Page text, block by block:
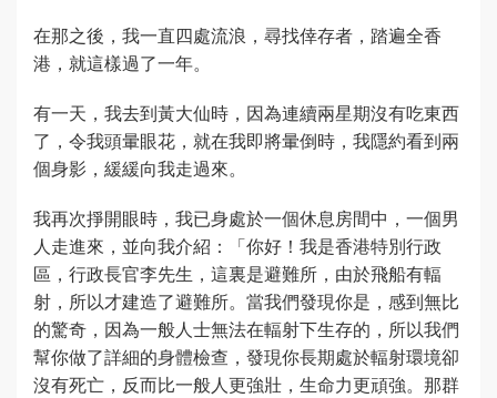
在那之後，我一直四處流浪，尋找倖存者，踏遍全香
港，就這樣過了一年。
有一天，我去到黃大仙時，因為連續兩星期沒有吃東西
了，令我頭暈眼花，就在我即將暈倒時，我隱約看到兩
個身影，緩緩向我走過來。
我再次掙開眼時，我已身處於一個休息房間中，一個男
人走進來，並向我介紹：「你好！我是香港特別行政
區，行政長官李先生，這裏是避難所，由於飛船有輻
射，所以才建造了避難所。當我們發現你是，感到無比
的驚奇，因為一般人士無法在輻射下生存的，所以我們
幫你做了詳細的身體檢查，發現你長期處於輻射環境卻
沒有死亡，反而比一般人更強壯，生命力更頑強。那群